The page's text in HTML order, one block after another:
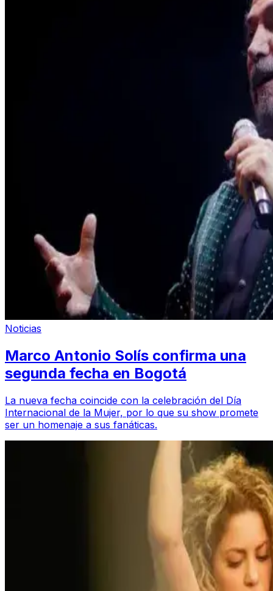
Noticias
Marco Antonio Solís confirma una
segunda fecha en Bogotá
La nueva fecha coincide con la celebración del Día
Internacional de la Mujer, por lo que su show promete
ser un homenaje a sus fanáticas.